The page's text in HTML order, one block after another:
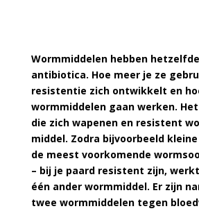
Wormmiddelen hebben
antibiotica. Hoe meer je ze
resistentie zich ontwikkelt en
wormmiddelen gaan werken.
die zich wapenen en resistent
middel. Zodra bijvoorbeeld
de meest voorkomende
– bij je paard resistent zijn,
één ander wormmiddel. Er zijn
twee wormmiddelen tegen